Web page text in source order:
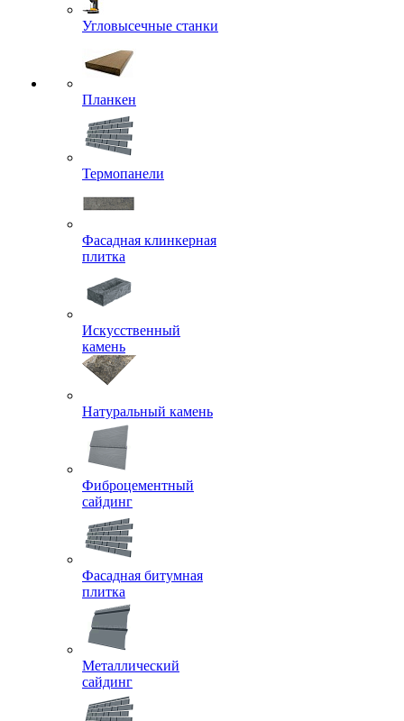
Угловысечные станки
Планкен
Термопанели
Фасадная клинкерная
плитка
Искусственный
камень
Натуральный камень
Фиброцементный
сайдинг
Фасадная битумная
плитка
Металлический
сайдинг